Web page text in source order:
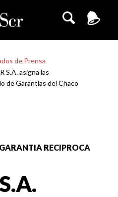
de Prensa
S.A. asigna las
de Garantías del Chaco
RECIPROCA